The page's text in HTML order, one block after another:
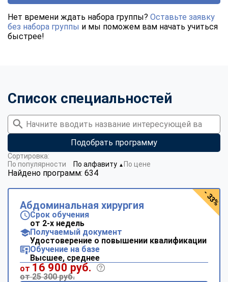
Нет времени ждать набора группы? Оставьте заявку
без набора группы и мы поможем вам начать учиться
быстрее!
Список специальностей
Подобрать программу
Найдено программ: 634
Сортировка:
По популярности
По алфавиту ▼ По цене
Абдоминальная хирургия
Срок обучения
от 2-х недель
Получаемый документ
Удостоверение о повышении квалификации
Обучение на базе
Высшее, среднее
от 16 900 руб.
от 25 300 руб.
- 33%